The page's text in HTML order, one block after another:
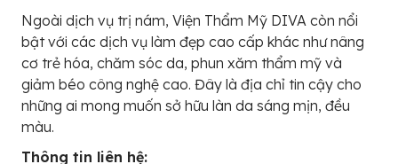
Ngoài dịch vụ trị nám, Viện Thẩm Mỹ DIVA còn nổi
bật với các dịch vụ làm đẹp cao cấp khác như nâng
cơ trẻ hóa, chăm sóc da, phun xăm thẩm mỹ và
giảm béo công nghệ cao. Đây là địa chỉ tin cậy cho
những ai mong muốn sở hữu làn da sáng mịn, đều
màu.
Thông tin liên hệ: